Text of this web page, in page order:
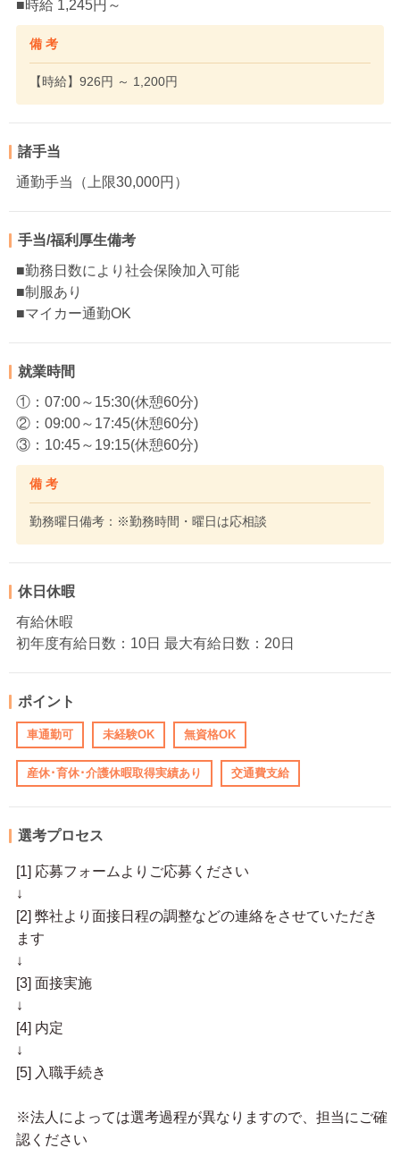
■時給 1,245円～
備 考
【時給】926円 ～ 1,200円
諸手当
通勤手当（上限30,000円）
手当/福利厚生備考
■勤務日数により社会保険加入可能
■制服あり
■マイカー通勤OK
就業時間
①：07:00～15:30(休憩60分)
②：09:00～17:45(休憩60分)
③：10:45～19:15(休憩60分)
備 考
勤務曜日備考：※勤務時間・曜日は応相談
休日休暇
有給休暇
初年度有給日数：10日 最大有給日数：20日
ポイント
車通勤可 未経験OK 無資格OK
産休･育休･介護休暇取得実績あり 交通費支給
選考プロセス
[1] 応募フォームよりご応募ください
↓
[2] 弊社より面接日程の調整などの連絡をさせていただき
ます
↓
[3] 面接実施
↓
[4] 内定
↓
[5] 入職手続き
※法人によっては選考過程が異なりますので、担当にご確
認ください